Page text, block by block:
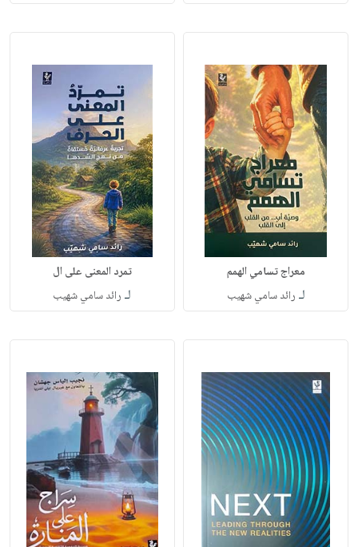
معراج تسامي الهمم
لـ رائد سامي شهيب
تمرد المعنى على ال
لـ رائد سامي شهيب